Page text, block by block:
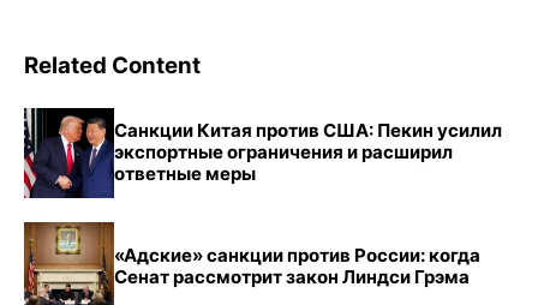
Related Content
Санкции Китая против США: Пекин усилил
экспортные ограничения и расширил
ответные меры
«Адские» санкции против России: когда
Сенат рассмотрит закон Линдси Грэма